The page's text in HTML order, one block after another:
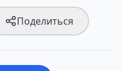
Поделиться